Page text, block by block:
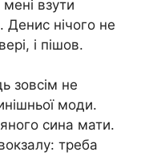
взути
Денис нічого не
і пішов.
зовсім не
моди.
сина мати.
треба